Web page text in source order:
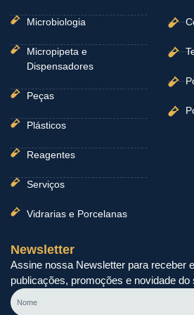
Microbiologia
Micropipeta e
Dispensadores
Peças
Plásticos
Reagentes
Serviços
Vidrarias e Porcelanas
Newsletter
Assine nossa Newsletter para receber
publicações, promoções e novidade do
Nome